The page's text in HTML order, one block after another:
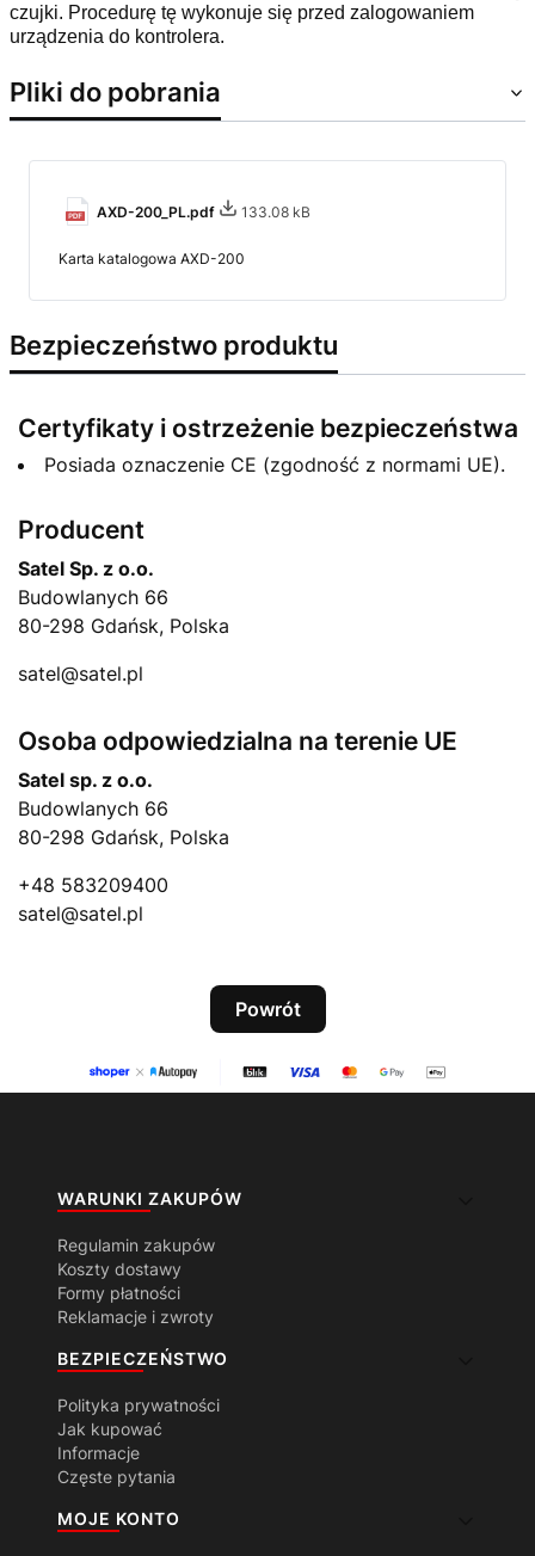
czujki. Procedurę tę wykonuje się przed zalogowaniem
urządzenia do kontrolera.
Pliki do pobrania
AXD-200_PL.pdf 133.08 kB
Karta katalogowa AXD-200
Bezpieczeństwo produktu
Certyfikaty i ostrzeżenie bezpieczeństwa
Posiada oznaczenie CE (zgodność z normami UE).
Producent
Satel Sp. z o.o.
Budowlanych 66
80-298 Gdańsk, Polska
satel@satel.pl
Osoba odpowiedzialna na terenie UE
Satel sp. z o.o.
Budowlanych 66
80-298 Gdańsk, Polska
+48 583209400
satel@satel.pl
Powrót
Linki w stopce
WARUNKI ZAKUPÓW
Regulamin zakupów
Koszty dostawy
Formy płatności
Reklamacje i zwroty
BEZPIECZEŃSTWO
Polityka prywatności
Jak kupować
Informacje
Częste pytania
MOJE KONTO